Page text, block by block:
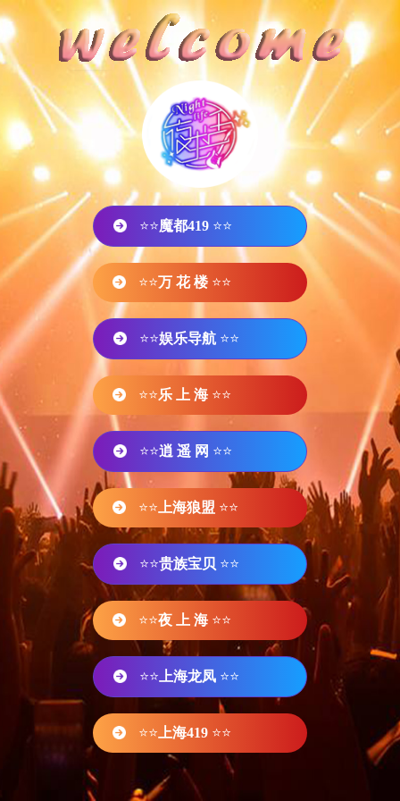
⭐⭐魔都419 ⭐⭐
⭐⭐万 花 楼 ⭐⭐
⭐⭐娱乐导航 ⭐⭐
⭐⭐乐 上 海 ⭐⭐
⭐⭐逍 遥 网 ⭐⭐
⭐⭐ 上海狼盟 ⭐⭐
⭐⭐贵族宝贝 ⭐⭐
⭐⭐夜 上 海 ⭐⭐
⭐⭐ 上海龙凤 ⭐⭐
⭐⭐ 上海419 ⭐⭐